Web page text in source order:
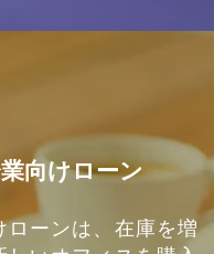
向けローン
ローンは、在庫を増